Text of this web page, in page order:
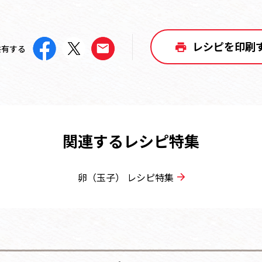
する レシピを印刷
関連するレシピ特集
卵（玉子） レシピ特集